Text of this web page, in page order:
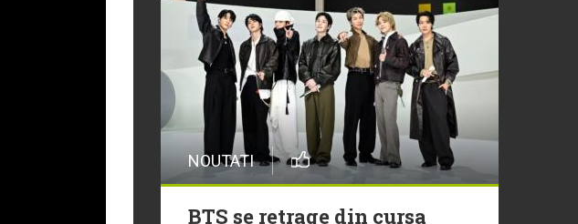
29 Iulie
Trupa Altceva a încheiat
sezonul Morning ZU cu un
moment live memorabil
29 Iulie
NEW MUSIC | 5 piese noi în
NOUTATI
BTS se retrage din cursa